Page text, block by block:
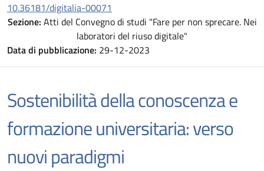
10.36181/digitalia-00071
Sezione: Atti del Convegno di studi "Fare per non sprecare. Nei
laboratori del riuso digitale"
Data di pubblicazione: 29-12-2023
Sostenibilità della conoscenza e
formazione universitaria: verso
nuovi paradigmi